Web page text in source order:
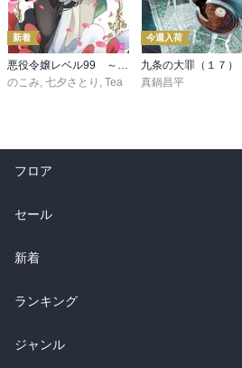
新着
悪役令嬢レベル99 ～私は裏ボスですが魔王ではありません～ その６
のこみ, 七夕さとり , Tea
今週入荷
九条の大罪（１７）
真鍋昌平
フロア
総合
ラノベ
雑誌・グラビア
BL・TL
セール
総合
ラノベ
雑誌・グラビア
新着
総合
ラノベ
ランキング
総合
ジャンル